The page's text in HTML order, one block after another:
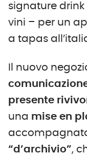
signature drink
vini – per un
a tapas
Il nuovo
presente
una mise en
“d’archivio”,